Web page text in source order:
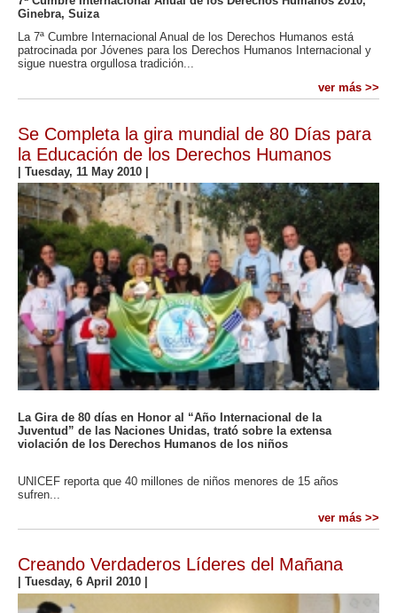
Ginebra, Suiza
La 7ª Cumbre Internacional Anual de los Derechos Humanos está
patrocinada por Jóvenes para los Derechos Humanos Internacional y
sigue nuestra orgullosa tradición...
ver más >>
Se Completa la gira mundial de 80 Días para
la Educación de los Derechos Humanos
Tuesday, 11 May 2010
La Gira de 80 días en Honor al “Año Internacional de la
Juventud” de las Naciones Unidas, trató sobre la extensa
violación de los Derechos Humanos de los niños
UNICEF reporta que 40 millones de niños menores de 15 años
sufren...
ver más >>
Creando Verdaderos Líderes del Mañana
Tuesday, 6 April 2010